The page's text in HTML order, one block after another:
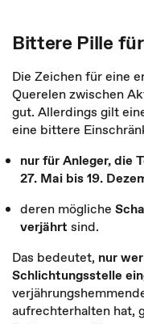
Bittere Pille
Die Zeichen für eine
Querelen zwischen
gut. Allerdings gilt
eine bittere
nur für Anleger, die
27. Mai bis 19.
deren mögliche
verjährt sind.
Das bedeutet, nur
Schlichtungsstelle
aufrechterhalten hat,